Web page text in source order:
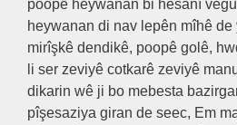
poopê heywanan bi hêsanî
heywanan di nav lepên mîhê de
mirîşkê dendikê, poopê golê,
li ser zeviyê cotkarê zeviyê
dikarin wê ji bo mebesta
pîşesaziya giran de seec, Em